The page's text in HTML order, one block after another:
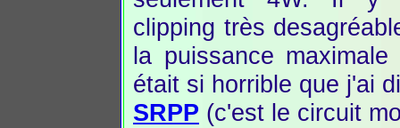
clipping très
la puissance
était si horrible que j'ai
SRPP (c'est le circuit